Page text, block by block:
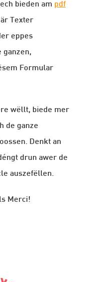
bieden am pdf
Texter
eppes
ganzen,
Formular
wëllt, biede mer
de ganze
Denkt an
drun awer de
auszefëllen.
Merci!